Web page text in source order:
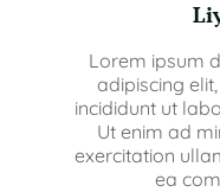
Lorem ipsum
adipiscing
incididunt ut
Ut enim ad
exercitation
ea